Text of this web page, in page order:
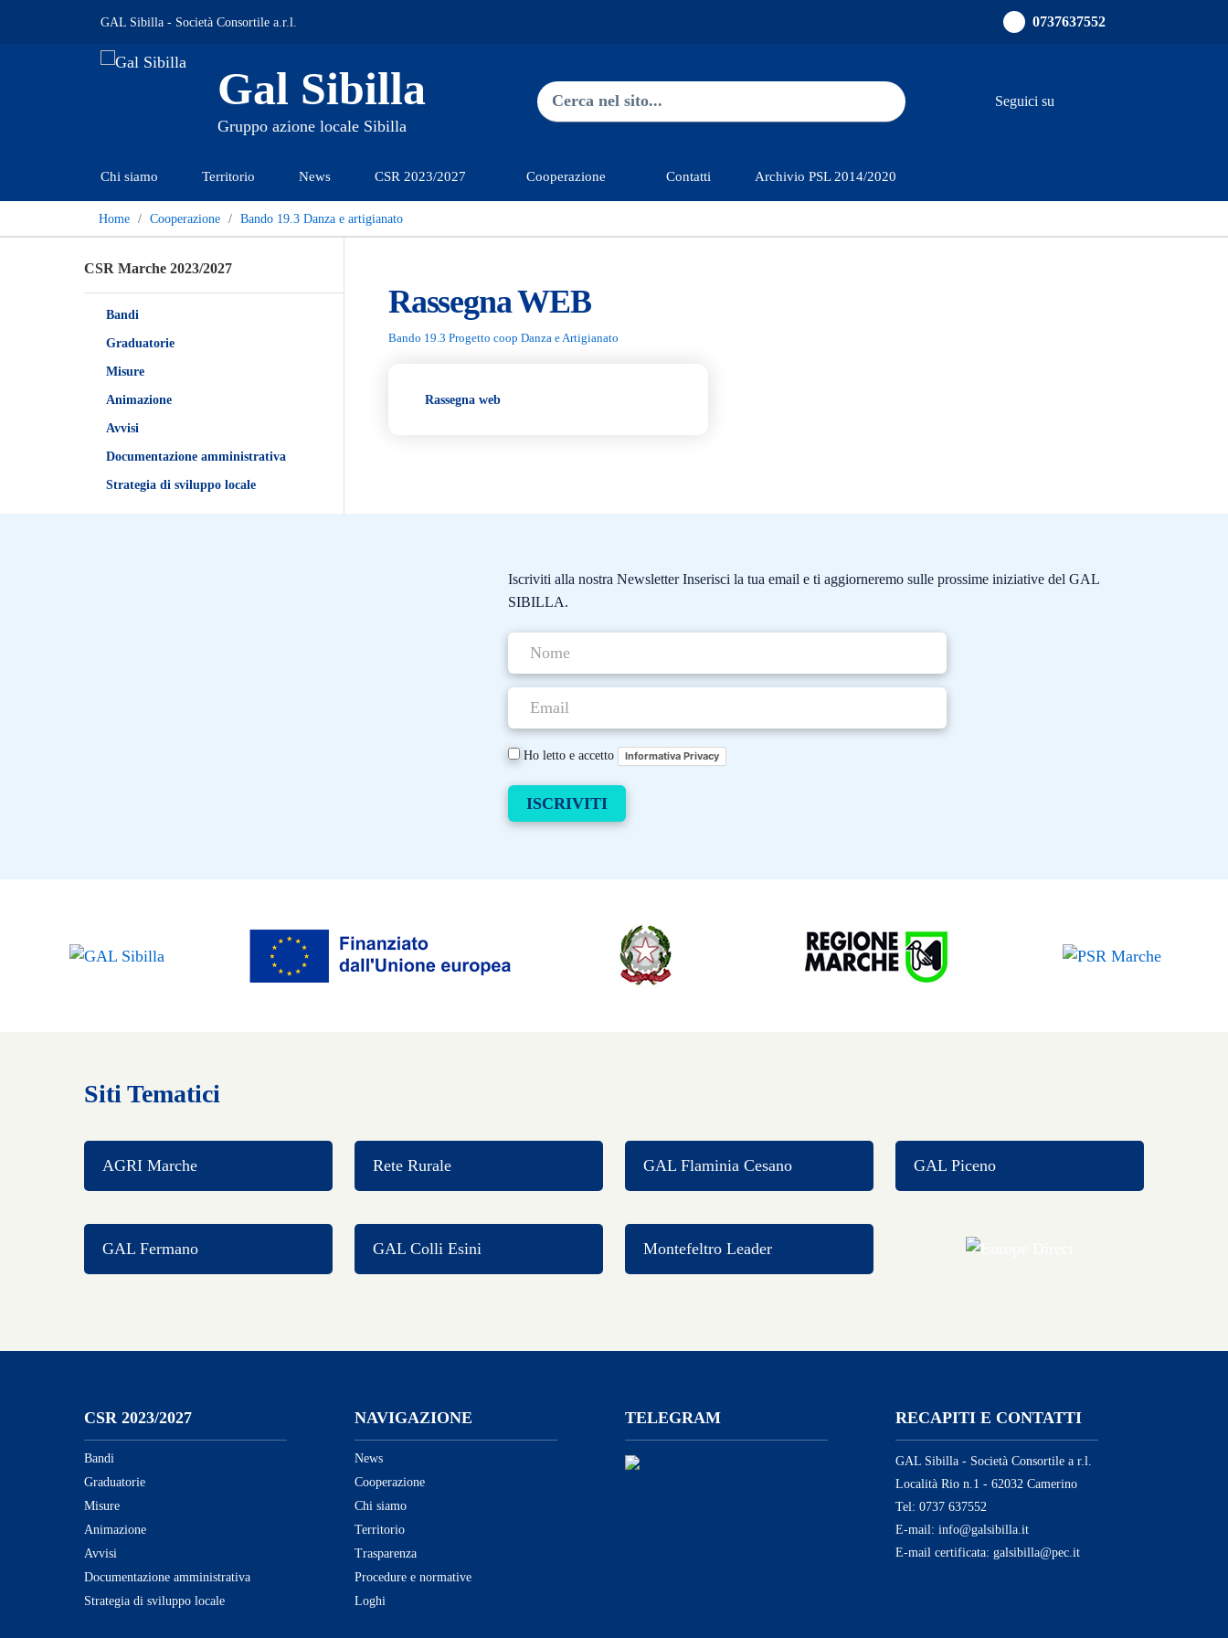
GAL Sibilla - Società Consortile a.r.l. 0737637552
Gal Sibilla
Gruppo azione locale Sibilla Ricerca nel sito
Seguici su
Chi siamo Territorio News CSR 2023/2027 Cooperazione Contatti Archivio PSL 2014/2020
Home Cooperazione Bando 19.3 Danza e artigianato
CSR Marche 2023/2027
Bandi
Graduatorie
Misure
Animazione
Avvisi
Documentazione amministrativa
Strategia di sviluppo locale
Rassegna WEB
Bando 19.3 Progetto coop Danza e Artigianato
Rassegna web
Iscriviti alla nostra Newsletter Inserisci la tua email e ti aggiorneremo sulle prossime iniziative del GAL
SIBILLA.
Ho letto e accetto Informativa Privacy
Siti Tematici
AGRI Marche Rete Rurale GAL Flaminia Cesano GAL Piceno
GAL Fermano GAL Colli Esini Montefeltro Leader
CSR 2023/2027
Bandi
Graduatorie
Misure
Animazione
Avvisi
Documentazione amministrativa
Strategia di sviluppo locale
NAVIGAZIONE
News
Cooperazione
Chi siamo
Territorio
Trasparenza
Procedure e normative
Loghi
TELEGRAM RECAPITI E CONTATTI
GAL Sibilla - Società Consortile a r.l.
Località Rio n.1 - 62032 Camerino
Tel: 0737 637552
E-mail: info@galsibilla.it
E-mail certificata: galsibilla@pec.it